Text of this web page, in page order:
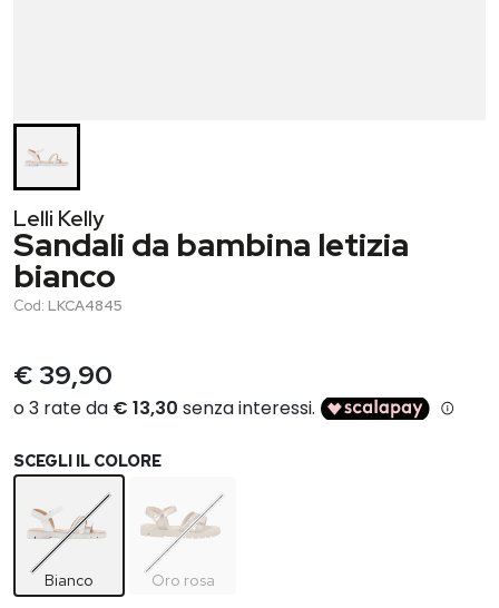
Lelli Kelly
Sandali da bambina letizia
bianco
Cod: LKCA4845
€ 39,90
SCEGLI IL COLORE
Bianco Oro rosa